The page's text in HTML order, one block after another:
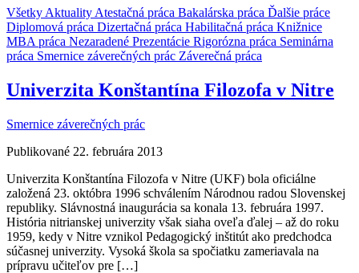
Všetky Aktuality Atestačná práca Bakalárska práca Ďalšie práce
Diplomová práca Dizertačná práca Habilitačná práca Knižnice
MBA práca Nezaradené Prezentácie Rigorózna práca Seminárna
práca Smernice záverečných prác Záverečná práca
Univerzita Konštantína Filozofa v Nitre
Smernice záverečných prác
Publikované 22. februára 2013
Univerzita Konštantína Filozofa v Nitre (UKF) bola oficiálne
založená 23. októbra 1996 schválením Národnou radou Slovenskej
republiky. Slávnostná inaugurácia sa konala 13. februára 1997.
História nitrianskej univerzity však siaha oveľa ďalej – až do roku
1959, kedy v Nitre vznikol Pedagogický inštitút ako predchodca
súčasnej univerzity. Vysoká škola sa spočiatku zameriavala na
prípravu učiteľov pre […]